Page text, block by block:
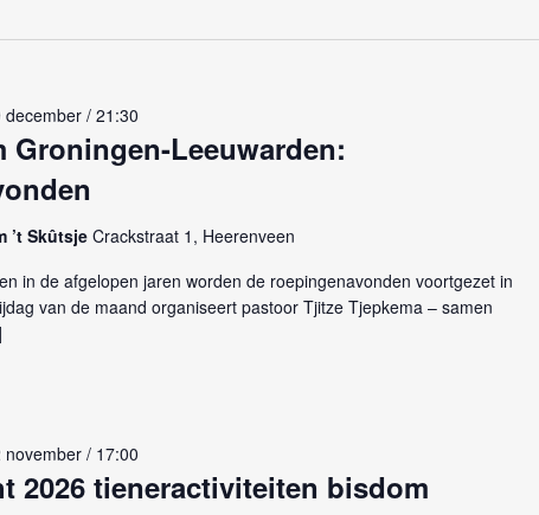
Groningen-Leeuwarden:
december / 21:30
’t SkûtsjeCrackstraat 1, Heerenveen
in de afgelopen jaren worden de roepingenavonden voortgezet in
van de maand organiseert pastoor Tjitze Tjepkema – samen
2026 tieneractiviteiten bisdom
november / 17:00